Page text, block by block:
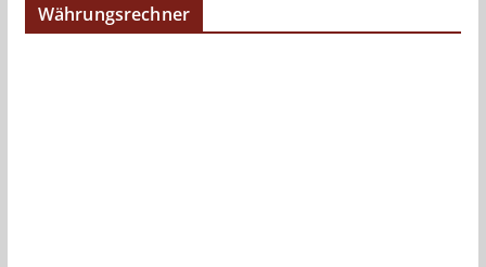
Währungsrechner